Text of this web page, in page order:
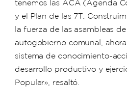
tenemos las ACA (Agenda
y el Plan de las 7T.
la fuerza de las asambleas
autogobierno comunal,
sistema de conocimiento-
desarrollo productivo y
Popular», resaltó.